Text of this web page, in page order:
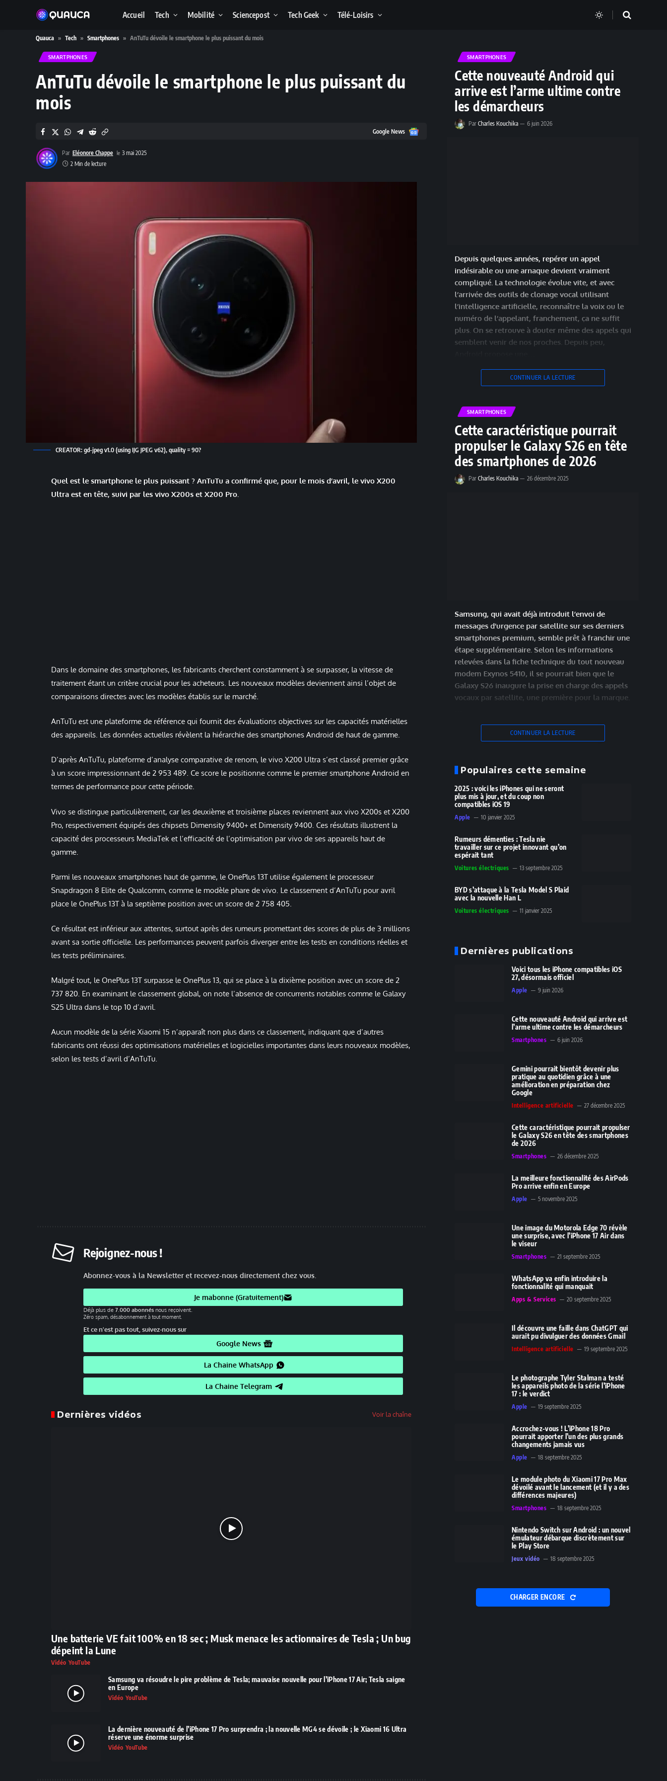
Accueil Tech Mobilité Sciencepost Tech Geek Télé-Loisirs
Quauca » Tech » Smartphones » AnTuTu dévoile le smartphone le plus puissant du mois
SMARTPHONES
AnTuTu dévoile le smartphone le plus puissant du
mois
Par Eléonore Chappe
3 mai 2025
2 Min de lecture
Google News Google
CREATOR: gd-jpeg v1.0 (using IJG JPEG v62), quality = 90?
Quel est le smartphone le plus puissant ? AnTuTu a confirmé que, pour le mois d’avril, le vivo X200
Ultra est en tête, suivi par les vivo X200s et X200 Pro.
Dans le domaine des smartphones, les fabricants cherchent constamment à se surpasser, la vitesse de
traitement étant un critère crucial pour les acheteurs. Les nouveaux modèles deviennent ainsi l’objet de
comparaisons directes avec les modèles établis sur le marché.
AnTuTu est une plateforme de référence qui fournit des évaluations objectives sur les capacités matérielles
des appareils. Les données actuelles révèlent la hiérarchie des smartphones Android de haut de gamme.
D’après AnTuTu, plateforme d’analyse comparative de renom, le vivo X200 Ultra s’est classé premier grâce
à un score impressionnant de 2 953 489. Ce score le positionne comme le premier smartphone Android en
termes de performance pour cette période.
Vivo se distingue particulièrement, car les deuxième et troisième places reviennent aux vivo X200s et X200
Pro, respectivement équipés des chipsets Dimensity 9400+ et Dimensity 9400. Ces résultats illustrent la
capacité des processeurs MediaTek et l’efficacité de l’optimisation par vivo de ses appareils haut de
gamme.
Parmi les nouveaux smartphones haut de gamme, le OnePlus 13T utilise également le processeur
Snapdragon 8 Elite de Qualcomm, comme le modèle phare de vivo. Le classement d’AnTuTu pour avril
place le OnePlus 13T à la septième position avec un score de 2 758 405.
Ce résultat est inférieur aux attentes, surtout après des rumeurs promettant des scores de plus de 3 millions
avant sa sortie officielle. Les performances peuvent parfois diverger entre les tests en conditions réelles et
les tests préliminaires.
Malgré tout, le OnePlus 13T surpasse le OnePlus 13, qui se place à la dixième position avec un score de 2
737 820. En examinant le classement global, on note l’absence de concurrents notables comme le Galaxy
S25 Ultra dans le top 10 d’avril.
Aucun modèle de la série Xiaomi 15 n’apparaît non plus dans ce classement, indiquant que d’autres
fabricants ont réussi des optimisations matérielles et logicielles importantes dans leurs nouveaux modèles,
selon les tests d’avril d’AnTuTu.
Rejoignez-nous !
Abonnez-vous à la Newsletter et recevez-nous directement chez vous.
Je mabonne (Gratuitement)
Déjà plus de 7.000 abonnés nous reçoivent.
Zéro spam, désabonnement à tout moment.
Et ce n'est pas tout, suivez-nous sur
Google News
La Chaine WhatsApp
La Chaine Telegram
Dernières vidéos Voir la chaîne
Une batterie VE fait 100% en 18 sec ; Musk menace les actionnaires de Tesla ; Un bug
dépeint la Lune
Vidéo YouTube
Samsung va résoudre le pire problème de Tesla; mauvaise nouvelle pour l’iPhone 17 Air; Tesla saigne
en Europe
Vidéo YouTube
La dernière nouveauté de l’iPhone 17 Pro surprendra ; la nouvelle MG4 se dévoile ; le Xiaomi 16 Ultra
réserve une énorme surprise
Vidéo YouTube
SMARTPHONES
Cette nouveauté Android qui
arrive est l’arme ultime contre
les démarcheurs
Par Charles Kouchika 6 juin 2026
Depuis quelques années, repérer un appel
indésirable ou une arnaque devient vraiment
compliqué. La technologie évolue vite, et avec
l’arrivée des outils de clonage vocal utilisant
l’intelligence artificielle, reconnaître la voix ou le
numéro de l’appelant, franchement, ça ne suffit
plus. On se retrouve à douter même des appels qui
semblent venir de nos proches. Depuis peu,
CONTINUER LA LECTURE
SMARTPHONES
Cette caractéristique pourrait
propulser le Galaxy S26 en tête
des smartphones de 2026
Par Charles Kouchika 26 décembre 2025
Samsung, qui avait déjà introduit l’envoi de
messages d’urgence par satellite sur ses derniers
smartphones premium, semble prêt à franchir une
étape supplémentaire. Selon les informations
relevées dans la fiche technique du tout nouveau
modem Exynos 5410, il se pourrait bien que le
Galaxy S26 inaugure la prise en charge des appels
vocaux par satellite, une première pour la marque.
CONTINUER LA LECTURE
Populaires cette semaine
2025 : voici les iPhones qui ne seront
plus mis à jour, et du coup non
compatibles iOS 19
Apple 10 janvier 2025
Rumeurs démenties : Tesla nie
travailler sur ce projet innovant qu’on
espérait tant
Voitures électriques 13 septembre 2025
BYD s’attaque à la Tesla Model S Plaid
avec la nouvelle Han L
Voitures électriques 11 janvier 2025
Dernières publications
Voici tous les iPhone compatibles iOS
27, désormais officiel
Apple 9 juin 2026
Cette nouveauté Android qui arrive est
l’arme ultime contre les démarcheurs
Smartphones 6 juin 2026
Gemini pourrait bientôt devenir plus
pratique au quotidien grâce à une
amélioration en préparation chez
Google
Intelligence artificielle 27 décembre 2025
Cette caractéristique pourrait propulser
le Galaxy S26 en tête des smartphones
de 2026
Smartphones 26 décembre 2025
La meilleure fonctionnalité des AirPods
Pro arrive enfin en Europe
Apple 5 novembre 2025
Une image du Motorola Edge 70 révèle
une surprise, avec l’iPhone 17 Air dans
le viseur
Smartphones 21 septembre 2025
WhatsApp va enfin introduire la
fonctionnalité qui manquait
Apps & Services 20 septembre 2025
Il découvre une faille dans ChatGPT qui
aurait pu divulguer des données Gmail
Intelligence artificielle 19 septembre 2025
Le photographe Tyler Stalman a testé
les appareils photo de la série l’iPhone
17 : le verdict
Apple 19 septembre 2025
Accrochez-vous ! L’iPhone 18 Pro
pourrait apporter l’un des plus grands
changements jamais vus
Apple 18 septembre 2025
Le module photo du Xiaomi 17 Pro Max
dévoilé avant le lancement (et il y a des
différences majeures)
Smartphones 18 septembre 2025
Nintendo Switch sur Android : un nouvel
émulateur débarque discrètement sur
le Play Store
Jeux vidéo 18 septembre 2025
CHARGER ENCORE